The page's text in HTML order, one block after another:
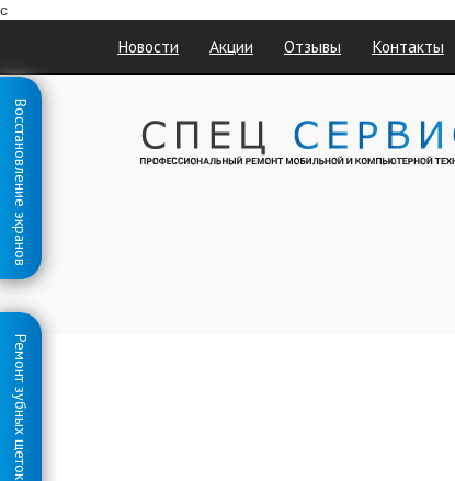
с
Восстановление экранов
Ремонт зубных щеток
Новости Акции Отзывы Контакты